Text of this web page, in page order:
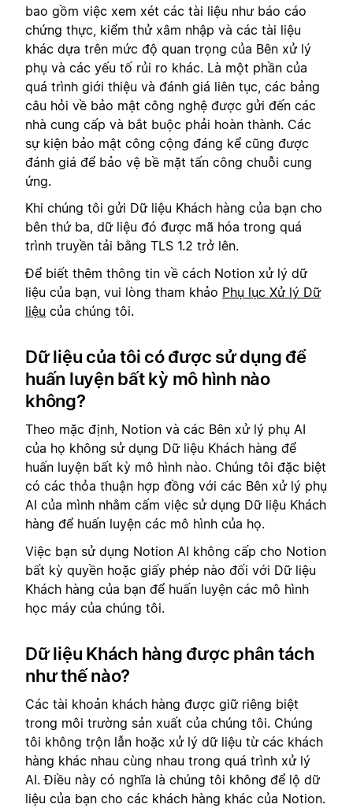
bao gồm việc xem xét các tài liệu như báo cáo
chứng thực, kiểm thử xâm nhập và các tài liệu
khác dựa trên mức độ quan trọng của Bên xử lý
phụ và các yếu tố rủi ro khác. Là một phần của
quá trình giới thiệu và đánh giá liên tục, các bảng
câu hỏi về bảo mật công nghệ được gửi đến các
nhà cung cấp và bắt buộc phải hoàn thành. Các
sự kiện bảo mật công cộng đáng kể cũng được
đánh giá để bảo vệ bề mặt tấn công chuỗi cung
ứng.
Khi chúng tôi gửi Dữ liệu Khách hàng của bạn cho
bên thứ ba, dữ liệu đó được mã hóa trong quá
trình truyền tải bằng TLS 1.2 trở lên.
Để biết thêm thông tin về cách Notion xử lý dữ
liệu của bạn, vui lòng tham khảo Phụ lục Xử lý Dữ
liệu của chúng tôi.
Dữ liệu của tôi có được sử dụng để
huấn luyện bất kỳ mô hình nào
không?
Theo mặc định, Notion và các Bên xử lý phụ AI
của họ không sử dụng Dữ liệu Khách hàng để
huấn luyện bất kỳ mô hình nào. Chúng tôi đặc biệt
có các thỏa thuận hợp đồng với các Bên xử lý phụ
AI của mình nhằm cấm việc sử dụng Dữ liệu Khách
hàng để huấn luyện các mô hình của họ.
Việc bạn sử dụng Notion AI không cấp cho Notion
bất kỳ quyền hoặc giấy phép nào đối với Dữ liệu
Khách hàng của bạn để huấn luyện các mô hình
học máy của chúng tôi.
Dữ liệu Khách hàng được phân tách
như thế nào?
Các tài khoản khách hàng được giữ riêng biệt
trong môi trường sản xuất của chúng tôi. Chúng
tôi không trộn lẫn hoặc xử lý dữ liệu từ các khách
hàng khác nhau cùng nhau trong quá trình xử lý
AI. Điều này có nghĩa là chúng tôi không để lộ dữ
liệu của bạn cho các khách hàng khác của Notion.